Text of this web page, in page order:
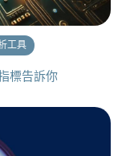
工具
標告訴你